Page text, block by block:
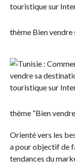
thème Bien
thème “Bien
Orienté vers les
a pour objectif de
tendances du